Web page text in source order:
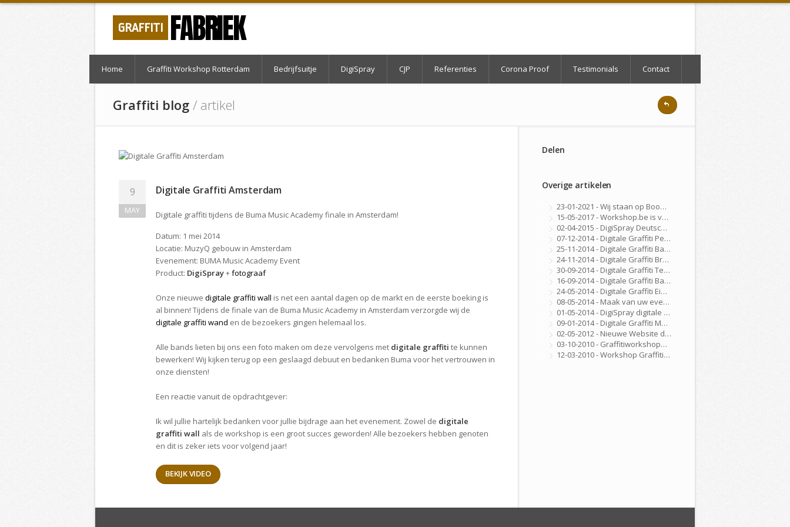
GRAFFITI FABRIEK
Home Graffiti Workshop Rotterdam Bedrijfsuitje DigiSpray CJP Referenties Corona Proof Testimonials Contact
Graffiti blog / artikel
9
MAY
Digitale Graffiti Amsterdam
Digitale graffiti tijdens de Buma Music Academy finale in Amsterdam!
Datum: 1 mei 2014
Locatie: MuzyQ gebouw in Amsterdam
Evenement: BUMA Music Academy Event
Product: DigiSpray+fotograaf
Onze nieuwe digitale graffiti wall is net een aantal dagen op de markt en de eerste boeking is
al binnen! Tijdens de finale van de Buma Music Academy in Amsterdam verzorgde wij de
digitale graffiti wand en de bezoekers gingen helemaal los.
Alle bands lieten bij ons een foto maken om deze vervolgens met digitale graffiti te kunnen
bewerken! Wij kijken terug op een geslaagd debuut en bedanken Buma voor het vertrouwen in
onze diensten!
Een reactie vanuit de opdrachtgever:
Ik wil jullie hartelijk bedanken voor jullie bijdrage aan het evenement. Zowel de digitale
graffiti wall als de workshop is een groot succes geworden! Alle bezoekers hebben genoten
en dit is zeker iets voor volgend jaar!
BEKIJK VIDEO
Delen
Overige artikelen
23-01-2021 - Wij staan op BooQent - Workshop Platform
15-05-2017 - Workshop.be is vernieuwd!
02-04-2015 - DigiSpray Deutschland
07-12-2014 - Digitale Graffiti Personeelsfeest
25-11-2014 - Digitale Graffiti Bar Mitswa
24-11-2014 - Digitale Graffiti Brussel
30-09-2014 - Digitale Graffiti Techniekdag Nijmegen
16-09-2014 - Digitale Graffiti Bat Mitswa
24-05-2014 - Digitale Graffiti Eindhoven
08-05-2014 - Maak van uw evenement, beurs, feest of congres een echte ervaring met onze DigiSpray Digitale Graffiti Wall!
01-05-2014 - DigiSpray digitale graffiti
09-01-2014 - Digitale Graffiti Marktplaats
02-05-2012 - Nieuwe Website de CKV Fabriek is Online
03-10-2010 - Graffitiworkshopbreda.nl gelanceerd!
12-03-2010 - Workshop Graffiti 100 jarig bestaan Golfclub Hilversum